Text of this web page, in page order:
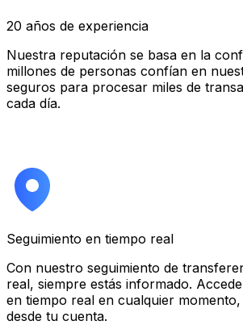
20 años de experiencia
Nuestra reputación se basa en la
millones de personas confían en
seguros para procesar miles de
cada día.
Seguimiento en tiempo real
Con nuestro seguimiento de
real, siempre estás informado.
en tiempo real en cualquier
desde tu cuenta.